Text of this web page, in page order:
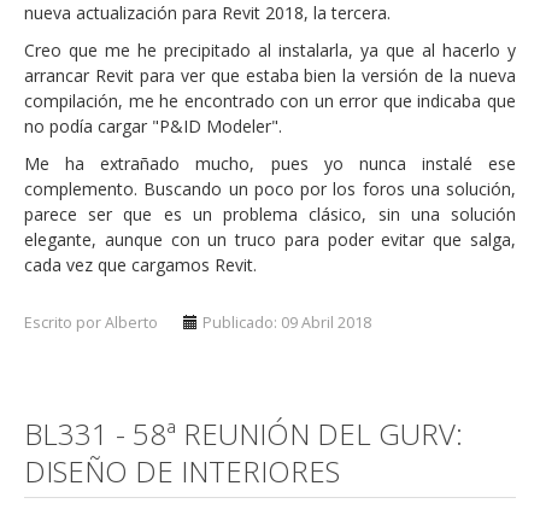
nueva actualización para Revit 2018, la tercera.
Creo que me he precipitado al instalarla, ya que al hacerlo y
arrancar Revit para ver que estaba bien la versión de la nueva
compilación, me he encontrado con un error que indicaba que
no podía cargar "P&ID Modeler".
Me ha extrañado mucho, pues yo nunca instalé ese
complemento. Buscando un poco por los foros una solución,
parece ser que es un problema clásico, sin una solución
elegante, aunque con un truco para poder evitar que salga,
cada vez que cargamos Revit.
Escrito por Alberto Publicado: 09 Abril 2018
BL331 - 58ª REUNIÓN DEL GURV:
DISEÑO DE INTERIORES